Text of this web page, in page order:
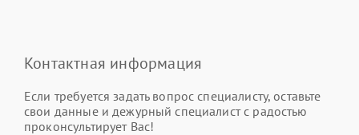
Контактная информация
Если требуется задать вопрос специалисту, оставьте
свои данные и дежурный специалист с радостью
проконсультирует Вас!